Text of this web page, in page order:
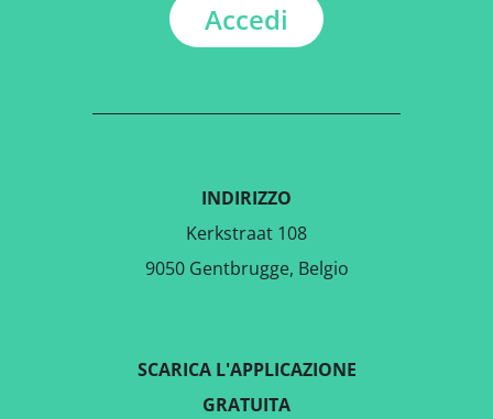
Accedi
INDIRIZZO
Kerkstraat 108
9050 Gentbrugge, Belgio
SCARICA L'APPLICAZIONE
GRATUITA